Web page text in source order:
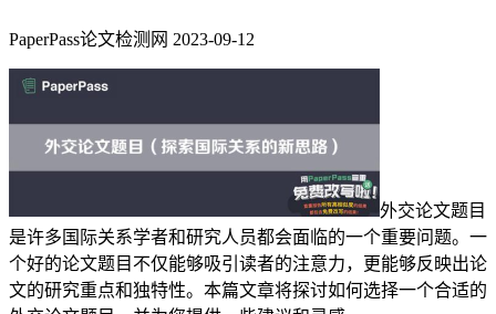
PaperPass论文检测网 2023-09-12
外交论文题目
是许多国际关系学者和研究人员都会面临的一个重要问题。一
个好的论文题目不仅能够吸引读者的注意力，更能够反映出论
文的研究重点和独特性。本篇文章将探讨如何选择一个合适的